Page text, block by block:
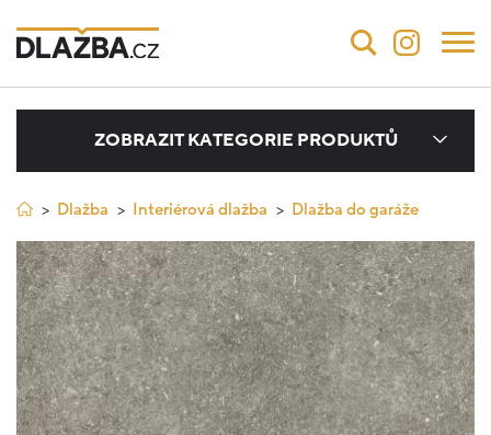
ZOBRAZIT KATEGORIE PRODUKTŮ
Dlažba Interiérová dlažba Dlažba do garáže